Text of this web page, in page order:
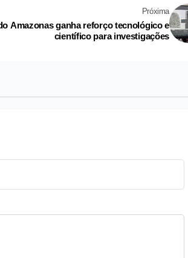
Próxima
Amazonas ganha reforço tecnológico e
científico para investigações